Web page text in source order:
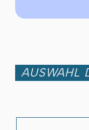
AUSWAHL